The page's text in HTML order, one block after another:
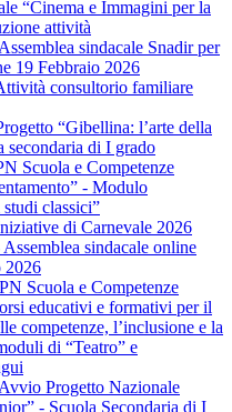
“Cinema e Immagini per la
attività
sindacale Snadir per
19 Febbraio 2026
consultorio familiare
“Gibellina: l’arte della
secondaria di I grado
Scuola e Competenze
- Modulo
classici”
di Carnevale 2026
sindacale online
2026
Scuola e Competenze
educativi e formativi per il
competenze, l’inclusione e la
di “Teatro” e
Progetto Nazionale
- Scuola Secondaria di I